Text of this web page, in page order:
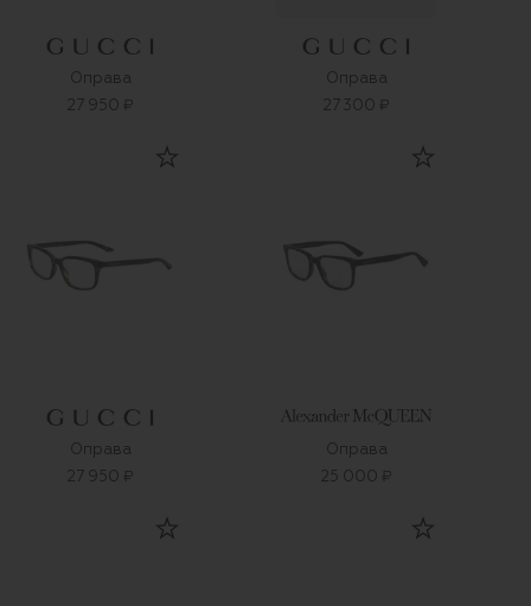
Оправа
27 950 ₽
Оправа
27 300 ₽
Оправа
27 950 ₽
Оправа
25 000 ₽